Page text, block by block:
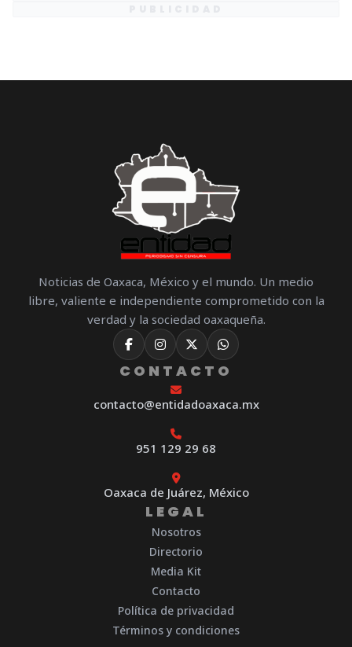
Noticias de Oaxaca, México y el mundo. Un medio
libre, valiente e independiente comprometido con la
verdad y la sociedad oaxaqueña.
CONTACTO
contacto@entidadoaxaca.mx
951 129 29 68
Oaxaca de Juárez, México
LEGAL
Nosotros
Directorio
Media Kit
Contacto
Política de privacidad
Términos y condiciones